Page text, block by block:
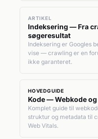
ARTIKEL
Indeksering — Fra
søgeresultat
Indeksering er Googles
vise — crawling er en
ikke garanteret.
HOVEDGUIDE
Kode — Webkode og
Komplet guide til
struktur og metadata til
Web Vitals.